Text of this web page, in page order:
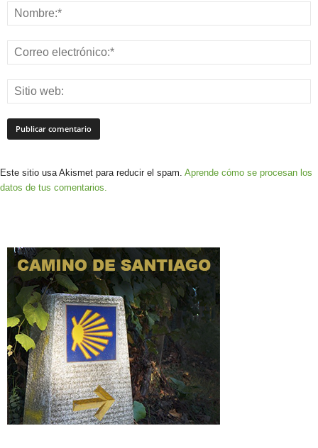
Este sitio usa Akismet para reducir el spam. Aprende cómo se procesan los
datos de tus comentarios.